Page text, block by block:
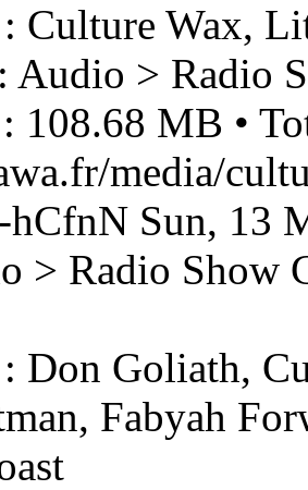
Culture Wax,
Audio > Radio
108.68 MB •
media/
hCfnN Sun, 13
> Radio Show
Don Goliath,
Fabyah